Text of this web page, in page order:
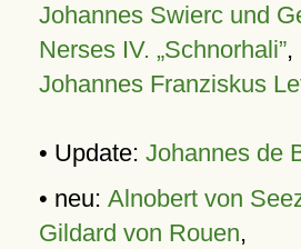
Johannes Swierc und
Nerses IV. „Schnorhali”,
Johannes Franziskus
• Update: Johannes de
• neu: Alnobert von
Gildard von Rouen,